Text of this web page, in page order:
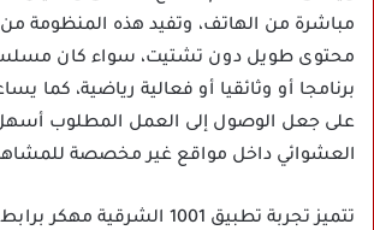
مباشرة من الهاتف، وتفيد هذه المنظومة من
محتوى طويل دون تشتيت، سواء كان
برنامجا أو وثائقيا أو فعالية رياضية، كما
على جعل الوصول إلى العمل المطلوب
العشوائي داخل مواقع غير مخصصة
تتميز تجربة تطبيق 1001 الشرقية